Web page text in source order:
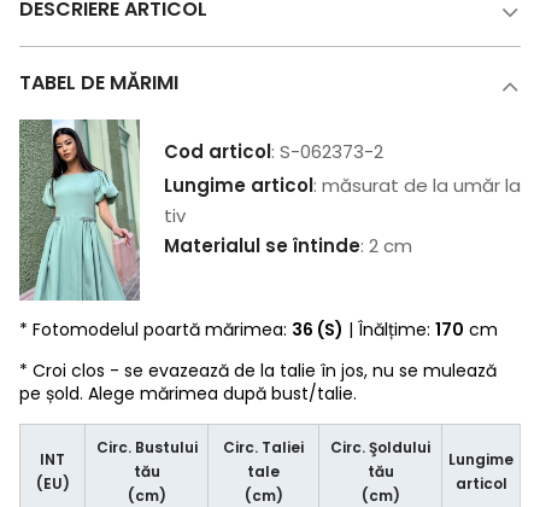
DESCRIERE ARTICOL
TABEL DE MĂRIMI
Cod articol: S-062373-2
Lungime articol: măsurat de la umăr la
tiv
Materialul se întinde: 2 cm
* Fotomodelul poartă mărimea: 36 (S) | Înălțime: 170 cm
* Croi clos - se evazează de la talie în jos, nu se mulează
pe șold. Alege mărimea după bust/talie.
INT
(EU)
Circ. Bustului
tău
(cm)
Circ. Taliei
tale
(cm)
Circ. Şoldului
tău
(cm)
Lungime
articol